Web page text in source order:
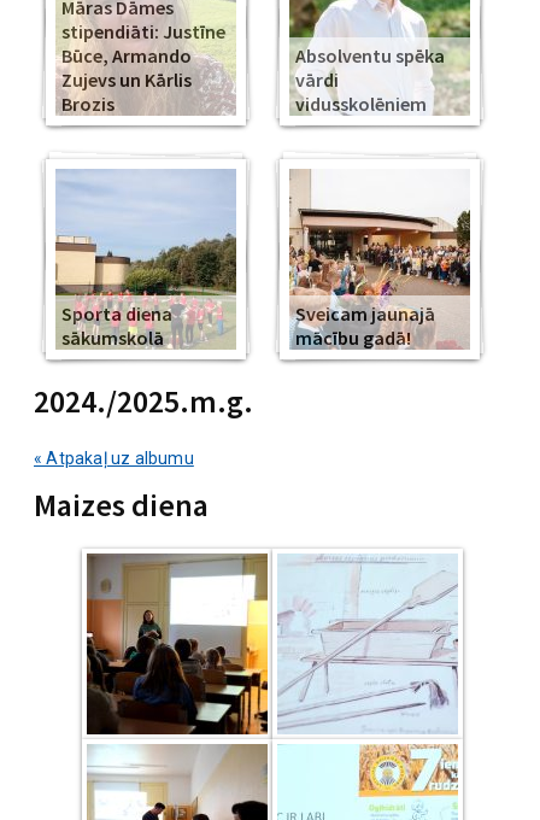
Māras Dāmes
stipendiāti: Justīne
Būce, Armando
Zujevs un Kārlis
Brozis
Absolventu spēka
vārdi
vidusskolēniem
Sporta diena
sākumskolā
Sveicam jaunajā
mācību gadā!
2024./2025.m.g.
« Atpakaļ uz albumu
Maizes diena